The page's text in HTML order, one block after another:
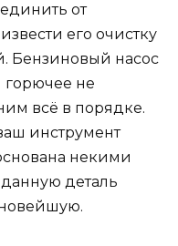
от
его очистку
Бензиновый насос
горючее не
всё в порядке.
инструмент
некими
деталь